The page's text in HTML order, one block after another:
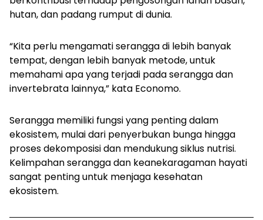
hutan, dan padang rumput di dunia.
“Kita perlu mengamati serangga di lebih banyak
tempat, dengan lebih banyak metode, untuk
memahami apa yang terjadi pada serangga dan
invertebrata lainnya,” kata Economo.
Serangga memiliki fungsi yang penting dalam
ekosistem, mulai dari penyerbukan bunga hingga
proses dekomposisi dan mendukung siklus nutrisi.
Kelimpahan serangga dan keanekaragaman hayati
sangat penting untuk menjaga kesehatan
ekosistem.